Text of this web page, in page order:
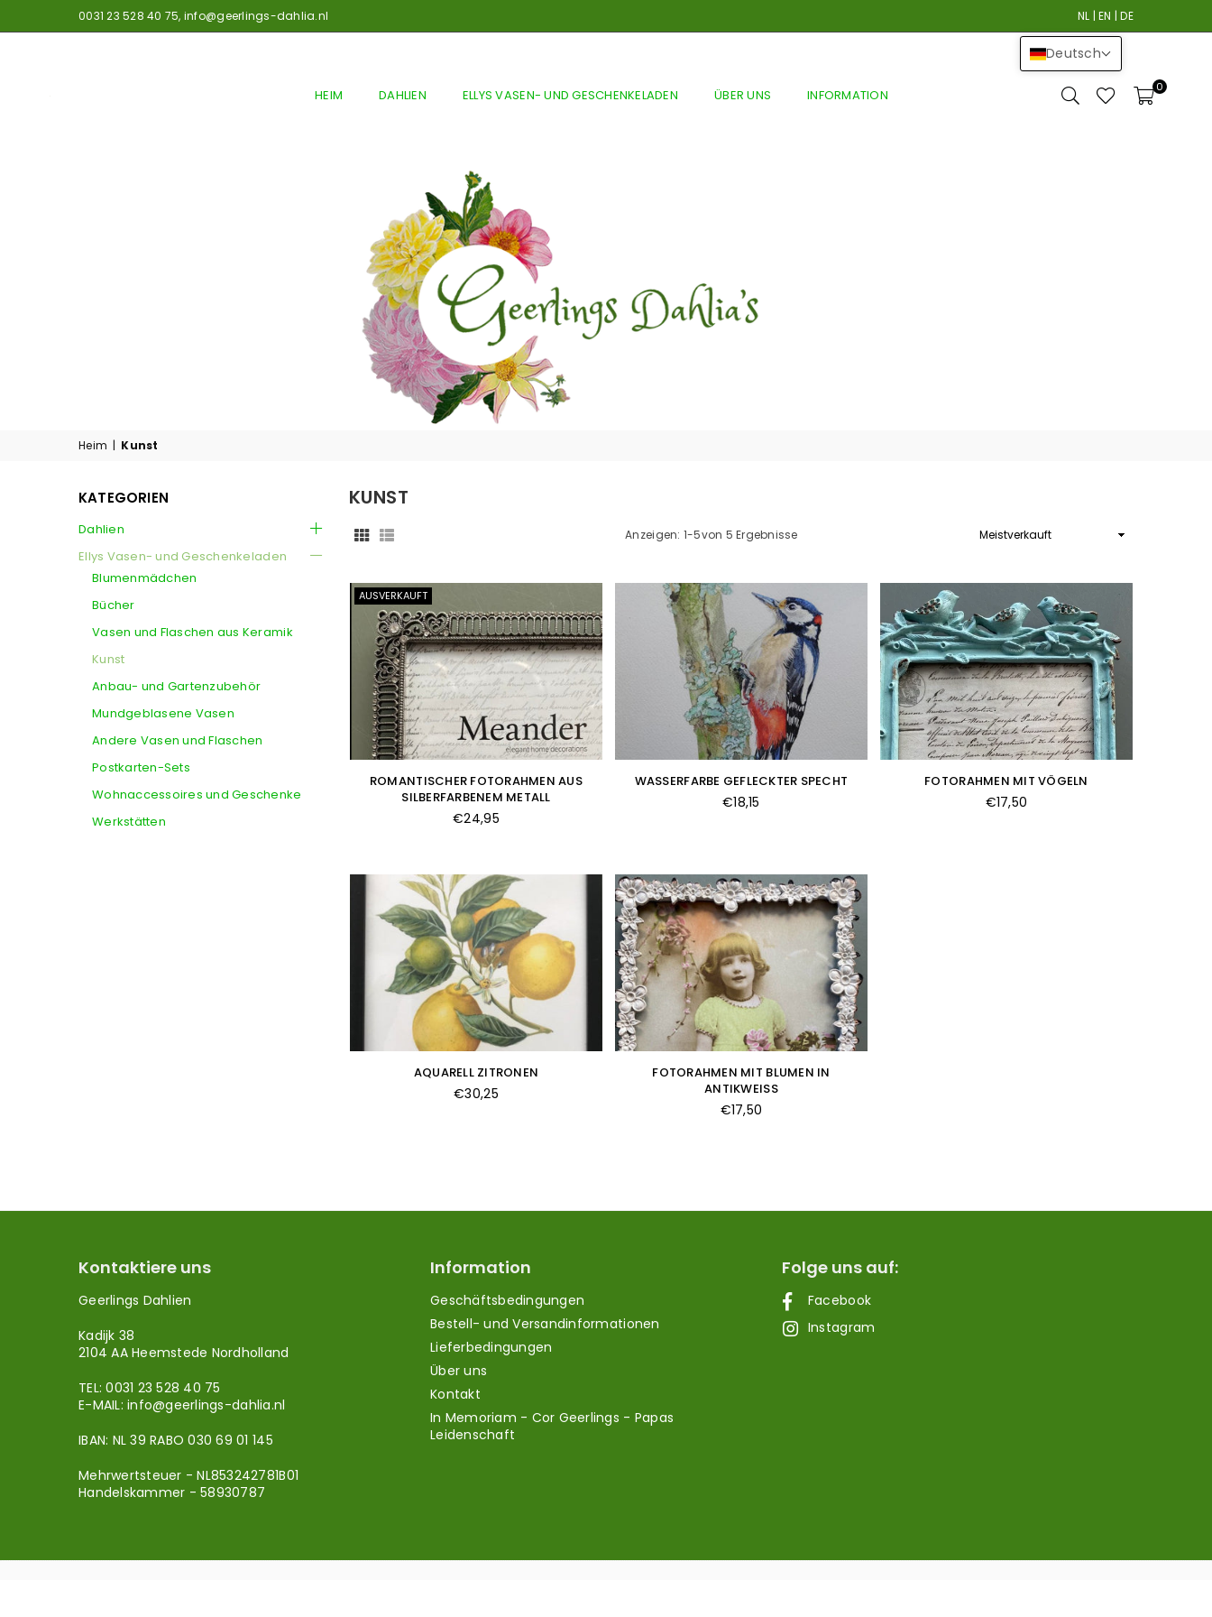
0031 23 528 40 75, info@geerlings-dahlia.nl NL |EN |DE
HEIM DAHLIEN ELLYS VASEN- UND GESCHENKELADEN ÜBER UNS INFORMATION 0
Heim | Kunst
KUNST
Anzeigen: 1-5von 5 Ergebnisse Sortieren
AUSVERKAUFT
ROMANTISCHER FOTORAHMEN AUS
SILBERFARBENEM METALL
Normaler
€24,95
WASSERFARBE GEFLECKTER SPECHT
Normaler
€18,15
FOTORAHMEN MIT VÖGELN
Normaler
€17,50
AQUARELL ZITRONEN
Normaler
€30,25
FOTORAHMEN MIT BLUMEN IN
ANTIKWEISS
Normaler
€17,50
KATEGORIEN
Dahlien
Ellys Vasen- und Geschenkeladen
Blumenmädchen
Bücher
Vasen und Flaschen aus Keramik
Kunst
Anbau- und Gartenzubehör
Mundgeblasene Vasen
Andere Vasen und Flaschen
Postkarten-Sets
Wohnaccessoires und Geschenke
Werkstätten
Kontaktiere uns
Geerlings Dahlien
Kadijk 38
2104 AA Heemstede Nordholland
TEL: 0031 23 528 40 75
E-MAIL:info@geerlings-dahlia.nl
IBAN: NL 39 RABO 030 69 01 145
Mehrwertsteuer - NL853242781B01
Handelskammer - 58930787
Information
Geschäftsbedingungen
Bestell- und Versandinformationen
Lieferbedingungen
Über uns
Kontakt
In Memoriam - Cor Geerlings - Papas
Leidenschaft
Folge uns auf:
Facebook
Instagram
Deutsch